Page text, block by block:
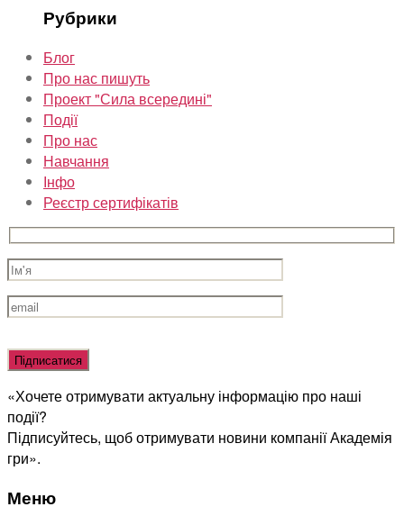
Рубрики
Блог
Про нас пишуть
Проект "Сила всередині"
Події
Про нас
Навчання
Інфо
Реєстр сертифікатів
Оставьте
это
пустым.
«Хочете отримувати актуальну інформацію про наші
події?
Підписуйтесь, щоб отримувати новини компанії Академія
гри».
Меню